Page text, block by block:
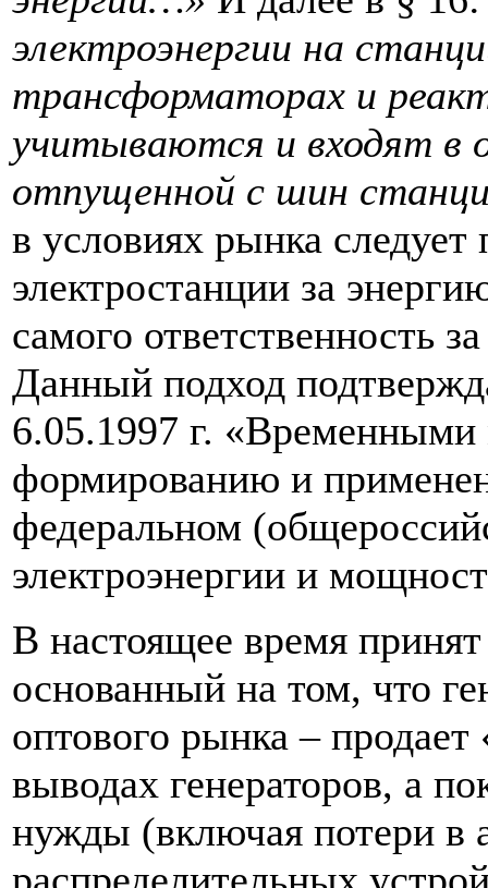
электроэнергии на
трансформаторах и
учитываются и входят в
отпущенной с шин
в условиях рынка следует
электростанции за
самого ответственность
Данный подход
6.05.1997 г. «Временными
формированию и
федеральном
электроэнергии и
В настоящее время
основанный на том, что
оптового рынка –
выводах генераторов, а
нужды (включая потери в